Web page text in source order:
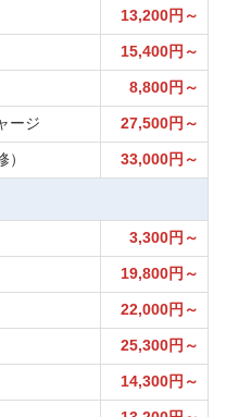
13,200円～
15,400円～
8,800円～
ージ 27,500円～
33,000円～
3,300円～
19,800円～
22,000円～
25,300円～
14,300円～